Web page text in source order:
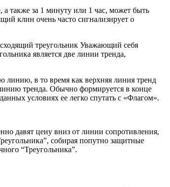
а также за 1 минуту или 1 час, может быть
клин очень часто сигнализирует о
треугольник Уважающий себя
является две линии тренда,
в то время как верхняя линия тренд
тренда. Обычно формируется в конце
условиях ее легко спутать с «Флагом».
давят цену вниз от линии сопротивления,
собирая попутно защитные
“Треугольника”.